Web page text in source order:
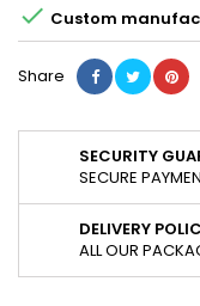
 Custom
Share
SECURITY
SECURE
DELIVERY
ALL OUR